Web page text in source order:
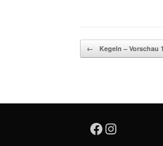
Beitragsnavigation
← Kegeln – Vorschau
Facebook
Instagram